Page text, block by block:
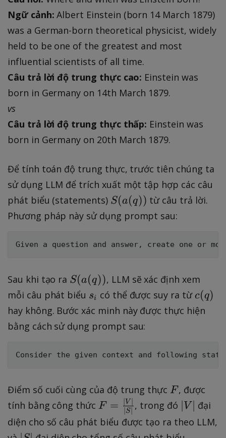
Ngữ cảnh: Albert Einstein (born 14 March 1879)
was a German-born theoretical physicist, widely
held to be one of the greatest and most
influential scientists of all time.
Câu trả lời độ trung thực cao: Einstein was
born in Germany on 14th March 1879.
vs
Câu trả lời độ trung thực thấp: Einstein was
born in Germany on 20th March 1879.
Để tính toán độ trung thực, trước tiên chúng ta
sử dụng LLM để trích xuất một tập hợp các câu
phát biểu (statements) S
(
q
)
S(a(q)) từ câu trả lời.
Phương pháp này sử dụng prompt sau:
Sau khi tạo ra S
(
a
(
q
S(a(q)), LLM sẽ xác định xem
mỗi câu phát biểu s
_
si có thể được suy ra từc
(
q
c(q)
hay không. Bước xác minh này được thực hiện
bằng cách sử dụng prompt sau:
Điểm số cuối cùng của độ trung thực F
F , được
tính bằng công thức F
=
\
F = ∣S∣
∣V ∣ , trong đó |
V
∣ V ∣ đại
diện cho số câu phát biểu được tạo ra theo LLM,